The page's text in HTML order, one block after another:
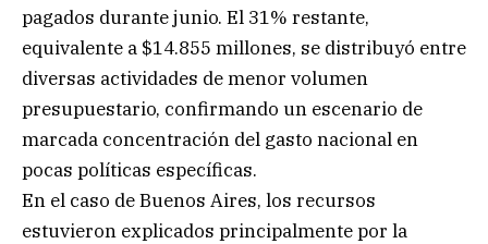
pagados durante junio. El 31% restante,
equivalente a $14.855 millones, se distribuyó entre
diversas actividades de menor volumen
presupuestario, confirmando un escenario de
marcada concentración del gasto nacional en
pocas políticas específicas.
En el caso de Buenos Aires, los recursos
estuvieron explicados principalmente por la